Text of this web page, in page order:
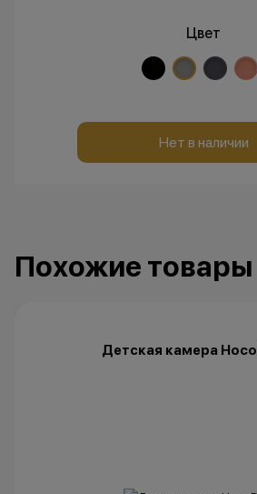
Цвет
Нет в наличии
Похожие товары
Детская камера